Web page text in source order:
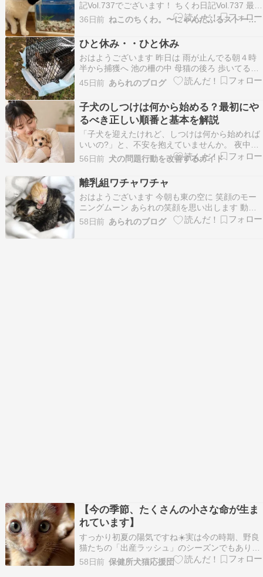
記Vol.737でございます！ ちくわ日記Vol.737 最近
の出来事 ６月の上旬頃から、ひょんなことがきっ
かけでメダカを飼い始めました???? 最初は３匹
譲っていただいたのですが 水槽の中が少し寂しく
感じてしまい… 結局４匹仲間入…
36日前 ねこのちくわ。〜にゃんだふるストーリー〜
ひと休み・・ひと休み
おはようございます 昨日は 雨が止んでる朝４時
半から捕獲へ 池の柵の中 母猫の後ろ 歩いてる子
猫発見 一人では 柵の中入れない 柵の外に捕獲器
仕掛けて １時間半 入らない 白キジ母さん 子育て
で お腹空いて一番に捕獲器に入ったから 捕獲器
には近寄るな ・・・ってか 午前中の仕事…
45日前 あられのブログ
子犬のしつけは何から始める？最初にや
るべき正しい順番と基本を解説
「子犬を迎えたけれど、しつけは何から始めれば
いいの?」と、不安を抱えていませんか。 夜中に
響く鳴き声で眠れず、朝にはトイレの失敗を片付
け、帰宅すれば飛びついてくる小さな命を前に、
頭が真っ白になっていませんか。 SNSや本を見る
ほど情報が増えて、何から手をつければいいか分
からず焦っ…
56日前 犬の問題行動を改善するガイド
離乳組ワチャワチャ
おはようございます 今朝も東の空に 笑顔のモー
ニングムーン あられの笑顔を思い出します 動物
看護士Kさんに 離乳まで育ててもらった ネモフィ
ラ兄妹 昨日 お迎えに行ってきました ４月２８日
58日前 あられのブログ
【今の季節、たくさんの小さな命が生ま
れています】
すっかり初夏の陽気ですね☀️実は今の時期、野良
猫たちの「出産ラッシュ」のシーズンでもありま
す。我が家の茶々丸も野良出身。正確な誕生日は
分かりませんが、きっと今頃の季節に生まれたん
58日前 保健所犬猫応援団